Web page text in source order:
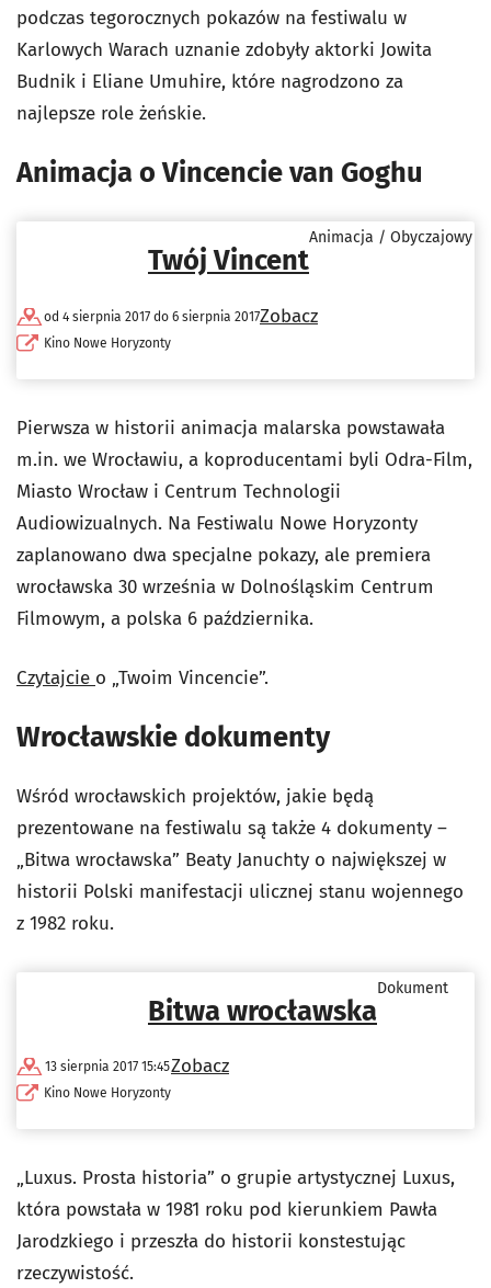
podczas tegorocznych pokazów na festiwalu w
Karlowych Warach uznanie zdobyły aktorki Jowita
Budnik i Eliane Umuhire, które nagrodzono za
najlepsze role żeńskie.
Animacja o Vincencie van Goghu
Twój Vincent
Animacja / Obyczajowy
od 4 sierpnia 2017 do 6 sierpnia 2017
Kino Nowe Horyzonty
Zobacz
Pierwsza w historii animacja malarska powstawała
m.in. we Wrocławiu, a koproducentami byli Odra-Film,
Miasto Wrocław i Centrum Technologii
Audiowizualnych. Na Festiwalu Nowe Horyzonty
zaplanowano dwa specjalne pokazy, ale premiera
wrocławska 30 września w Dolnośląskim Centrum
Filmowym, a polska 6 października.
Czytajcie o „Twoim Vincencie”.
Wrocławskie dokumenty
Wśród wrocławskich projektów, jakie będą
prezentowane na festiwalu są także 4 dokumenty –
„Bitwa wrocławska” Beaty Januchty o największej w
historii Polski manifestacji ulicznej stanu wojennego
z 1982 roku.
Bitwa wrocławska
Dokument
13 sierpnia 2017 15:45
Kino Nowe Horyzonty
Zobacz
„Luxus. Prosta historia” o grupie artystycznej Luxus,
która powstała w 1981 roku pod kierunkiem Pawła
Jarodzkiego i przeszła do historii konstestując
rzeczywistość.